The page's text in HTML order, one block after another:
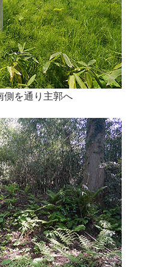
側を通り主郭へ